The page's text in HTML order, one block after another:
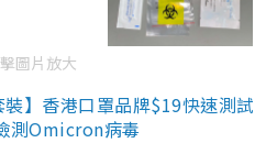
圖片放大
】香港口罩品牌$19快速測試
測Omicron病毒